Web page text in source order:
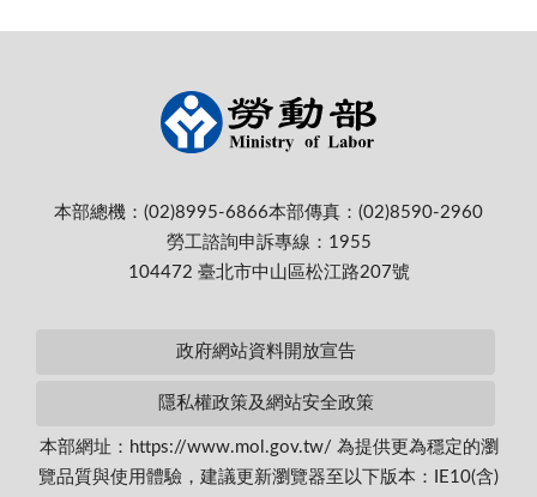
本部總機：(02)8995-6866本部傳真：(02)8590-2960
勞工諮詢申訴專線：1955
104472 臺北市中山區松江路207號
政府網站資料開放宣告
隱私權政策及網站安全政策
本部網址：https://www.mol.gov.tw/ 為提供更為穩定的瀏
覽品質與使用體驗，建議更新瀏覽器至以下版本：IE10(含)